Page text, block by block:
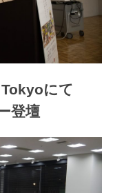
にて
登壇